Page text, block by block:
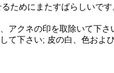
ためにまたすばらしいです
アクネの印を取除いて下さ
て下さい; 皮の白、色およ